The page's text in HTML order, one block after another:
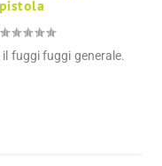
il fuggi fuggi generale.